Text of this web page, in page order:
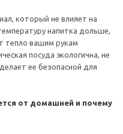
который не влияет на
напитка дольше,
тепло вашим рукам
посуда экологична, не
ее безопасной для
от домашней и почему